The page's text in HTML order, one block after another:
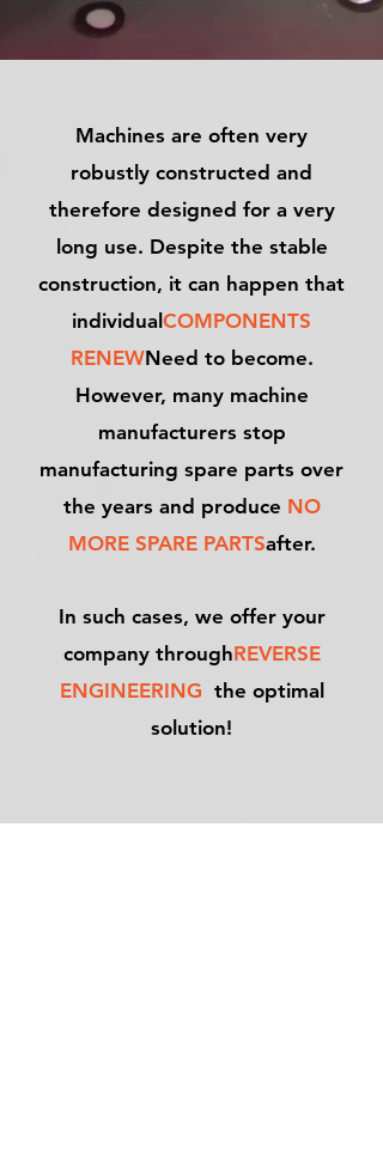
Machines are often very
robustly constructed and
therefore designed for a very
long use. Despite the stable
construction, it can happen that
individual COMPONENTS
RENEWNeed to become.
However, many machine
manufacturers stop
manufacturing spare parts over
the years and produce NO
MORE SPARE PARTSafter.
In such cases, we offer your
company throughREVERSE
ENGINEERING the optimal
solution!